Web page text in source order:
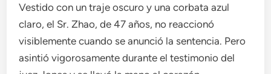
Vestido con un traje oscuro y una corbata azul
claro, el Sr. Zhao, de 47 años, no reaccionó
visiblemente cuando se anunció la sentencia. Pero
asintió vigorosamente durante el testimonio del